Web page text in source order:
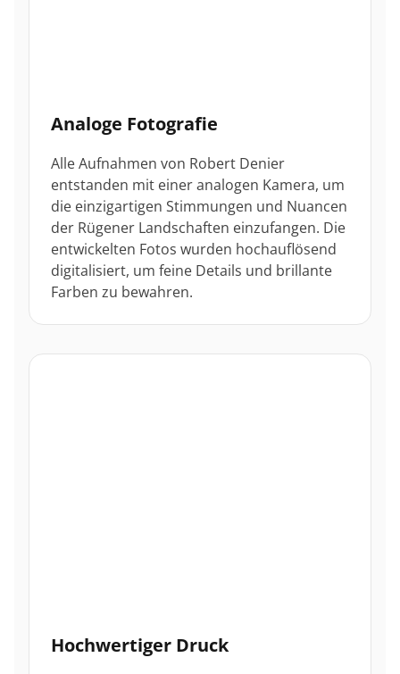
Analoge Fotografie
Alle Aufnahmen von Robert Denier
entstanden mit einer analogen Kamera, um
die einzigartigen Stimmungen und Nuancen
der Rügener Landschaften einzufangen. Die
entwickelten Fotos wurden hochauflösend
digitalisiert, um feine Details und brillante
Farben zu bewahren.
Hochwertiger Druck